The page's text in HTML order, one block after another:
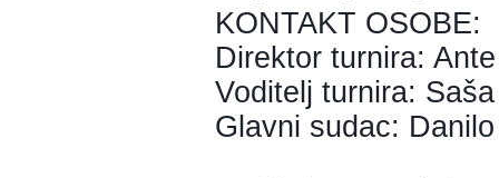
KONTAKT OSOBE:
Direktor turnira:
Voditelj turnira:
Glavni sudac: